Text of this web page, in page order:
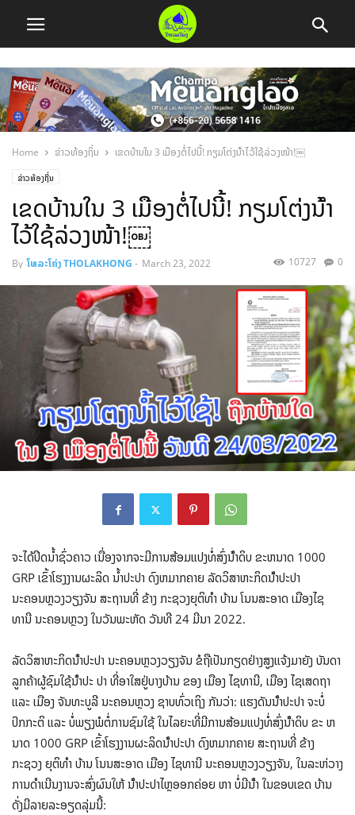
Home ຂ່າວທ້ອງຖິ່ນ ເຂດບ້ານໃນ 3 ເມືອງຕໍ່ໄປນີ້! ກຽມໂຕ່ງນ້ໍາໄວ້ໃຊ້ລ່ວງໜ້າ!￼
ຂ່າວທ້ອງຖິ່ນ
ເຂດບ້ານໃນ 3 ເມືອງຕໍ່ໄປນີ້! ກຽມໂຕ່ງນ້ໍາ
ໄວ້ໃຊ້ລ່ວງໜ້າ!￼
By ໂທລະໂຄ່ງ THOLAKHONG - March 23, 2022 0
10727
ຈະໄດ້ປິດນໍ້າຊົ່ວຄາວ ເນື່ອງຈາກຈະມີການສ້ອມແປງທໍ່ສົ່ງນ້ໍາດິບ ຂະຫນາດ 1000
GRP ເຂົ້າໂຮງງານຜະລິດ ນໍ້າປະປາ ດົງຫມາກຄາຍ ລັດວິສາຫະກິດນ້ໍາປະປາ
ນະຄອນຫຼວງວຽງຈັນ ສະຖານທີ່ ຂ້າງ ກະຊວງຍຸຕິທໍາ ບ້ານ ໂນນສະອາດ ເມືອງໄຊ
ທານີ ນະຄອນຫຼວງ ໃນວັນພະຫັດ ວັນທີ 24 ມີນາ 2022.
ລັດວິສາຫະກິດນ້ໍາປະປາ ນະຄອນຫຼວງວຽງຈັນ ຂໍຖືເປັນກຽດຢ່າງສູງແຈ້ງມາຍັງ ບັນດາ
ລູກຄ້າຜູ້ຊົມໃຊ້ນ້ໍາປະ ປາ ທີ່ອາໃສຢູ່ບາງບ້ານ ຂອງ ເມືອງ ໄຊທານີ, ເມືອງ ໄຊເສດຖາ
ແລະ ເມືອງ ຈັນທະບູລີ ນະຄອນຫຼວງ ຊາບທົ່ວເຖິງ ກັນວ່າ: ແຮງດັນນ້ໍາປະປາ ຈະບໍ່
ປົກກະຕິ ແລະ ບໍ່ພຽງພໍຕໍ່ການຊົມໃຊ້ ໃນໄລຍະທີ່ມີການສ້ອມແປງທໍ່ສົ່ງນ້ໍາດິບ ຂະ ຫ
ນາດ 1000 GRP ເຂົ້າໂຮງງານຜະລິດນ້ໍາປະປາ ດົງຫມາກຄາຍ ສະຖານທີ່ ຂ້າງ
ກະຊວງ ຍຸຕິທໍາ ບ້ານ ໂນນສະອາດ ເມືອງ ໄຊທານີ ນະຄອນຫຼວງວຽງຈັນ, ໃນລະຫ່ວາງ
ການດໍາເນີນງານຈະສົ່ງຜົນໃຫ້ ນ້ໍາປະປາໄຫຼອອກຄ່ອຍ ຫາ ບໍ່ມີນ້ໍາ ໃນຂອບເຂດ ບ້ານ
ດັ່ງມີລາຍລະອຽດລຸ່ມນີ້: